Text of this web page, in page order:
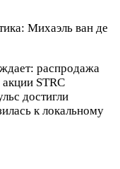
Михаэль ван де
распродажа
акции STRC
достигли
к локальному